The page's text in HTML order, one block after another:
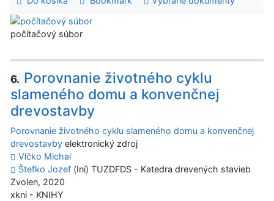
počítačový súbor
6. Porovnanie životného cyklu
slameného domu a konvenčnej
drevostavby
Porovnanie životného cyklu slameného domu a konvenčnej
drevostavby elektronický zdroj
Vlčko Michal
Štefko Jozef (Iní) TUZDFDS - Katedra drevených stavieb
Zvolen, 2020
xkni - KNIHY